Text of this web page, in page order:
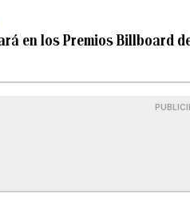
en los Premios Billboard